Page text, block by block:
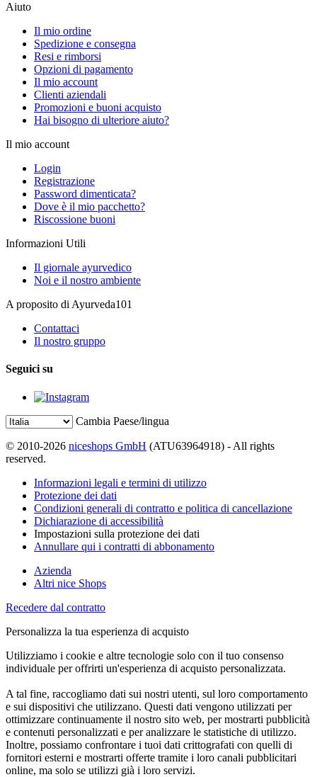
Aiuto
Il mio ordine
Spedizione e consegna
Resi e rimborsi
Opzioni di pagamento
Il mio account
Clienti aziendali
Promozioni e buoni acquisto
Hai bisogno di ulteriore aiuto?
Il mio account
Login
Registrazione
Password dimenticata?
Dove è il mio pacchetto?
Riscossione buoni
Informazioni Utili
Il giornale ayurvedico
Noi e il nostro ambiente
A proposito di Ayurveda101
Contattaci
Il nostro gruppo
Seguici su
Cambia Paese/lingua
© 2010-2026 niceshops GmbH (ATU63964918) - All rights
reserved.
Informazioni legali e termini di utilizzo
Protezione dei dati
Condizioni generali di contratto e politica di cancellazione
Dichiarazione di accessibilità
Impostazioni sulla protezione dei dati
Annullare qui i contratti di abbonamento
Azienda
Altri nice Shops
Recedere dal contratto
Personalizza la tua esperienza di acquisto
Utilizziamo i cookie e altre tecnologie solo con il tuo consenso
individuale per offrirti un'esperienza di acquisto personalizzata.
A tal fine, raccogliamo dati sui nostri utenti, sul loro comportamento
e sui dispositivi che utilizzano. Questi dati vengono utilizzati per
ottimizzare continuamente il nostro sito web, per mostrarti pubblicità
e contenuti personalizzati e per analizzare le statistiche di utilizzo.
Inoltre, possiamo confrontare i tuoi dati crittografati con quelli di
fornitori esterni e mostrarti offerte tramite i loro canali pubblicitari
online, ma solo se utilizzi già i loro servizi.